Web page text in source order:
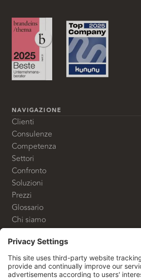
NAVIGAZIONE
Clienti
Consulenze
Competenza
Settori
Confronto
Soluzioni
Prezzi
Glossario
Chi siamo
White Label Advisory GmbH